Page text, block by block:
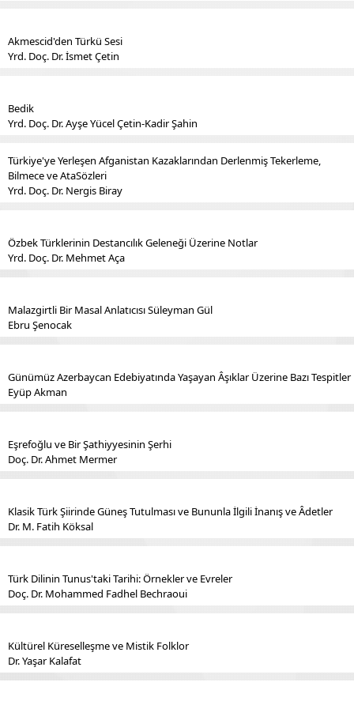
Akmescid'den Türkü Sesi
Yrd. Doç. Dr. İsmet Çetin
Bedik
Yrd. Doç. Dr. Ayşe Yücel Çetin-Kadir Şahin
Türkiye'ye Yerleşen Afganistan Kazaklarından Derlenmiş Tekerleme,
Bilmece ve AtaSözleri
Yrd. Doç. Dr. Nergis Biray
Özbek Türklerinin Destancılık Geleneği Üzerine Notlar
Yrd. Doç. Dr. Mehmet Aça
Malazgirtli Bir Masal Anlatıcısı Süleyman Gül
Ebru Şenocak
Günümüz Azerbaycan Edebiyatında Yaşayan Âşıklar Üzerine Bazı Tespitler
Eyüp Akman
Eşrefoğlu ve Bir Şathiyyesinin Şerhi
Doç. Dr. Ahmet Mermer
Klasik Türk Şiirinde Güneş Tutulması ve Bununla İlgili İnanış ve Âdetler
Dr. M. Fatih Köksal
Türk Dilinin Tunus'taki Tarihi: Örnekler ve Evreler
Doç. Dr. Mohammed Fadhel Bechraoui
Kültürel Küreselleşme ve Mistik Folklor
Dr. Yaşar Kalafat